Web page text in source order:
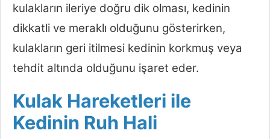
kulakların ileriye doğru dik olması, kedinin
dikkatli ve meraklı olduğunu gösterirken,
kulakların geri itilmesi kedinin korkmuş veya
tehdit altında olduğunu işaret eder.
Kulak Hareketleri ile
Kedinin Ruh Hali